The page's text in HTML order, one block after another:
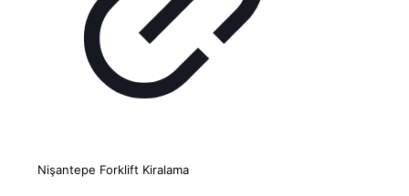
Nişantepe Forklift Kiralama